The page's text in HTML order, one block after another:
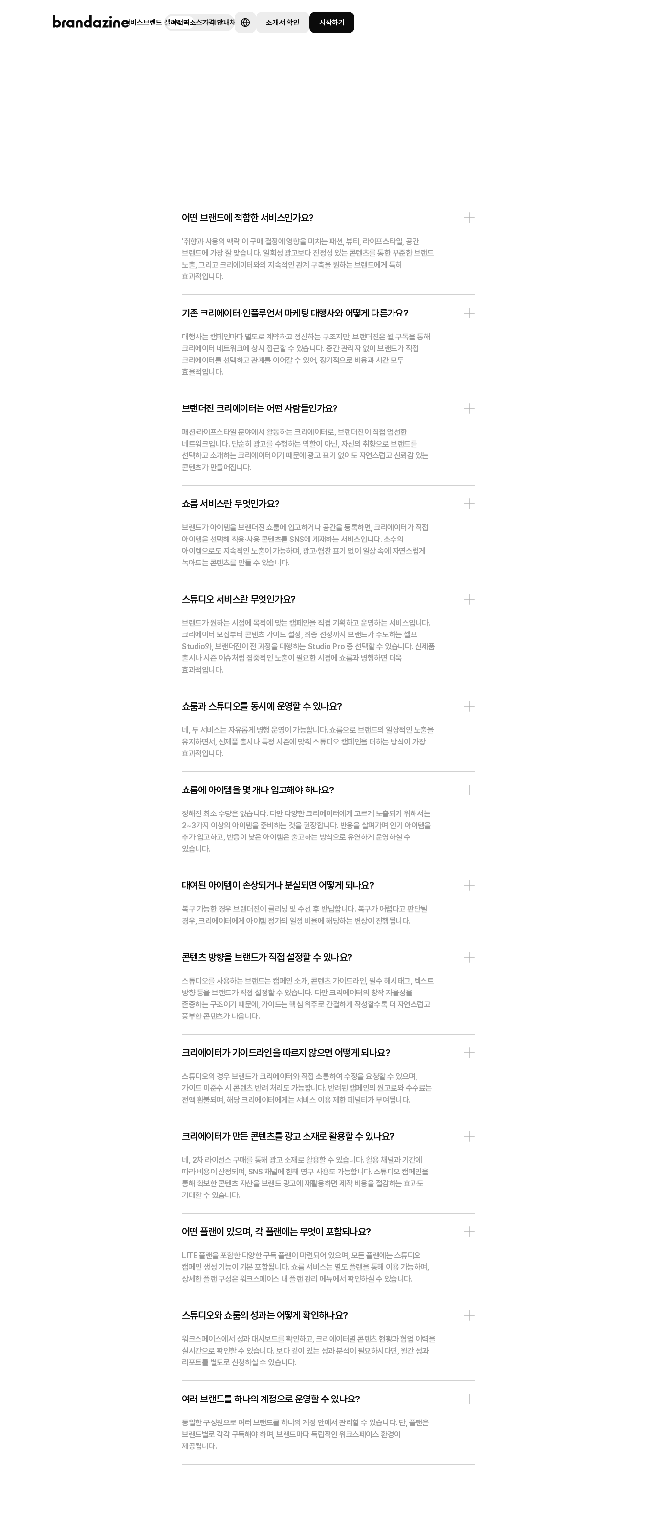
브랜드 크리에이터
서비스브랜드 갤러리리소스가격 안내채용 소개서 확인 시작하기
어떤 브랜드에 적합한 서비스인가요?
'취향과 사용의 맥락'이 구매 결정에 영향을 미치는 패션, 뷰티, 라이프스타일, 공간
브랜드에 가장 잘 맞습니다. 일회성 광고보다 진정성 있는 콘텐츠를 통한 꾸준한 브랜드
노출, 그리고 크리에이터와의 지속적인 관계 구축을 원하는 브랜드에게 특히
효과적입니다.
기존 크리에이터·인플루언서 마케팅 대행사와 어떻게 다른가요?
대행사는 캠페인마다 별도로 계약하고 정산하는 구조지만, 브랜더진은 월 구독을 통해
크리에이터 네트워크에 상시 접근할 수 있습니다. 중간 관리자 없이 브랜드가 직접
크리에이터를 선택하고 관계를 이어갈 수 있어, 장기적으로 비용과 시간 모두
효율적입니다.
브랜더진 크리에이터는 어떤 사람들인가요?
패션·라이프스타일 분야에서 활동하는 크리에이터로, 브랜더진이 직접 엄선한
네트워크입니다. 단순히 광고를 수행하는 역할이 아닌, 자신의 취향으로 브랜드를
선택하고 소개하는 크리에이터이기 때문에 광고 표기 없이도 자연스럽고 신뢰감 있는
콘텐츠가 만들어집니다.
쇼룸 서비스란 무엇인가요?
브랜드가 아이템을 브랜더진 쇼룸에 입고하거나 공간을 등록하면, 크리에이터가 직접
아이템을 선택해 착용·사용 콘텐츠를 SNS에 게재하는 서비스입니다. 소수의
아이템으로도 지속적인 노출이 가능하며, 광고·협찬 표기 없이 일상 속에 자연스럽게
녹아드는 콘텐츠를 만들 수 있습니다.
스튜디오 서비스란 무엇인가요?
브랜드가 원하는 시점에 목적에 맞는 캠페인을 직접 기획하고 운영하는 서비스입니다.
크리에이터 모집부터 콘텐츠 가이드 설정, 최종 선정까지 브랜드가 주도하는 셀프
Studio와, 브랜더진이 전 과정을 대행하는 Studio Pro 중 선택할 수 있습니다. 신제품
출시나 시즌 이슈처럼 집중적인 노출이 필요한 시점에 쇼룸과 병행하면 더욱
효과적입니다.
쇼룸과 스튜디오를 동시에 운영할 수 있나요?
네, 두 서비스는 자유롭게 병행 운영이 가능합니다. 쇼룸으로 브랜드의 일상적인 노출을
유지하면서, 신제품 출시나 특정 시즌에 맞춰 스튜디오 캠페인을 더하는 방식이 가장
효과적입니다.
쇼룸에 아이템을 몇 개나 입고해야 하나요?
정해진 최소 수량은 없습니다. 다만 다양한 크리에이터에게 고르게 노출되기 위해서는
2~3가지 이상의 아이템을 준비하는 것을 권장합니다. 반응을 살펴가며 인기 아이템을
추가 입고하고, 반응이 낮은 아이템은 출고하는 방식으로 유연하게 운영하실 수
있습니다.
대여된 아이템이 손상되거나 분실되면 어떻게 되나요?
복구 가능한 경우 브랜더진이 클리닝 및 수선 후 반납합니다. 복구가 어렵다고 판단될
경우, 크리에이터에게 아이템 정가의 일정 비율에 해당하는 변상이 진행됩니다.
콘텐츠 방향을 브랜드가 직접 설정할 수 있나요?
스튜디오를 사용하는 브랜드는 캠페인 소개, 콘텐츠 가이드라인, 필수 해시태그, 텍스트
방향 등을 브랜드가 직접 설정할 수 있습니다. 다만 크리에이터의 창작 자율성을
존중하는 구조이기 때문에, 가이드는 핵심 위주로 간결하게 작성할수록 더 자연스럽고
풍부한 콘텐츠가 나옵니다.
크리에이터가 가이드라인을 따르지 않으면 어떻게 되나요?
스튜디오의 경우 브랜드가 크리에이터와 직접 소통하여 수정을 요청할 수 있으며,
가이드 미준수 시 콘텐츠 반려 처리도 가능합니다. 반려된 캠페인의 원고료와 수수료는
전액 환불되며, 해당 크리에이터에게는 서비스 이용 제한 페널티가 부여됩니다.
크리에이터가 만든 콘텐츠를 광고 소재로 활용할 수 있나요?
네, 2차 라이선스 구매를 통해 광고 소재로 활용할 수 있습니다. 활용 채널과 기간에
따라 비용이 산정되며, SNS 채널에 한해 영구 사용도 가능합니다. 스튜디오 캠페인을
통해 확보한 콘텐츠 자산을 브랜드 광고에 재활용하면 제작 비용을 절감하는 효과도
기대할 수 있습니다.
어떤 플랜이 있으며, 각 플랜에는 무엇이 포함되나요?
LITE 플랜을 포함한 다양한 구독 플랜이 마련되어 있으며, 모든 플랜에는 스튜디오
캠페인 생성 기능이 기본 포함됩니다. 쇼룸 서비스는 별도 플랜을 통해 이용 가능하며,
상세한 플랜 구성은 워크스페이스 내 플랜 관리 메뉴에서 확인하실 수 있습니다.
스튜디오와 쇼룸의 성과는 어떻게 확인하나요?
워크스페이스에서 성과 대시보드를 확인하고, 크리에이터별 콘텐츠 현황과 협업 이력을
실시간으로 확인할 수 있습니다. 보다 깊이 있는 성과 분석이 필요하시다면, 월간 성과
리포트를 별도로 신청하실 수 있습니다.
여러 브랜드를 하나의 계정으로 운영할 수 있나요?
동일한 구성원으로 여러 브랜드를 하나의 계정 안에서 관리할 수 있습니다. 단, 플랜은
브랜드별로 각각 구독해야 하며, 브랜드마다 독립적인 워크스페이스 환경이
제공됩니다.